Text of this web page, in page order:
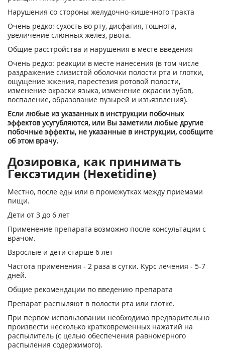
Нарушения со стороны желудочно-кишечного тракта
Очень редко: сухость во рту, дисфагия, тошнота,
увеличение слюнных желез, рвота.
Общие расстройства и нарушения в месте введения
Очень редко: реакции в месте нанесения (в том числе
раздражение слизистой оболочки полости рта и глотки,
ощущение жжения, парестезия ротовой полости,
изменение окраски языка, изменение окраски зубов,
воспаление, образование пузырей и изъязвления).
Если любые из указанных в инструкции побочных
эффектов усугубляются, или Вы заметили любые другие
побочные эффекты, не указанные в инструкции, сообщите
об этом врачу.
Дозировка, как принимать
Гексэтидин (Hexetidine)
Местно, после еды или в промежутках между приемами
пищи.
Дети от 3 до 6 лет
Применение препарата возможно после консультации с
врачом.
Взрослые и дети старше 6 лет
Частота применения - 2 раза в сутки. Курс лечения - 5-7
дней.
Общие рекомендации по введению препарата
Препарат распыляют в полости рта или глотке.
При первом использовании необходимо предварительно
произвести несколько кратковременных нажатий на
распылитель (с целью обеспечения равномерного
распыления содержимого).